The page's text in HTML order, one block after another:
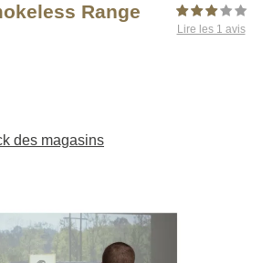
Range
Lire les 1 avis
des magasins